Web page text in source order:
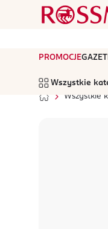
PROMOCJE
Wszystkie
Wszystkie